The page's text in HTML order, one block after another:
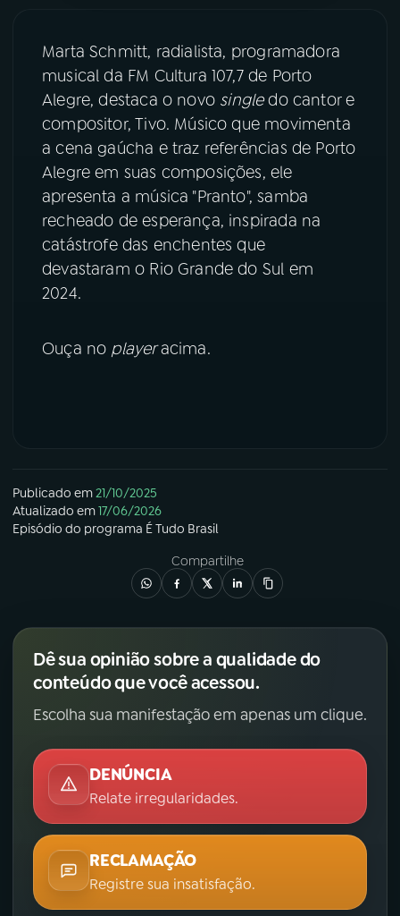
06VIDEOCASTS
ÚLTIMAS
08FESTIVAL DE MÚSICA
ACOMPANHE A RÁDIO NACIONAL
YouTube
Marta Schmitt, radialista, programadora
musical da FM Cultura 107,7 de Porto
Alegre, destaca o novo singledo cantor e
compositor, Tivo. Músico que movimenta
a cena gaúcha e traz referências de Porto
Alegre em suas composições, ele
apresenta a música "Pranto", samba
recheado de esperança, inspirada na
catástrofe das enchentes que
devastaram o Rio Grande do Sul em
2024.
Ouça no playeracima.
Publicado em21/10/2025
Atualizado em17/06/2026
Episódio do programa É Tudo Brasil
Compartilhe
Dê sua opinião sobre a qualidade do
conteúdo que você acessou.
Escolha sua manifestação em apenas um clique.
DENÚNCIA
Relate irregularidades.
RECLAMAÇÃO
Registre sua insatisfação.